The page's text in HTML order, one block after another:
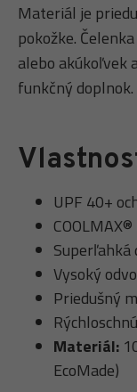
Materiál je
pokožke.
alebo akúkoľvek
funkčný doplnok.
UPF 40+
Vysoký
Priedušný
Materiál:
EcoMade)